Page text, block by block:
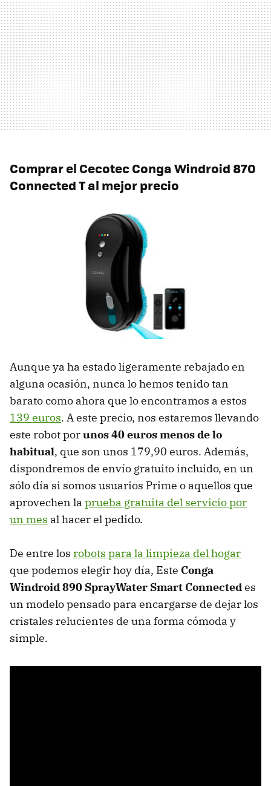
Comprar el Cecotec Conga Windroid 870
Connected T al mejor precio
Aunque ya ha estado ligeramente rebajado en
alguna ocasión, nunca lo hemos tenido tan
barato como ahora que lo encontramos a estos
139 euros. A este precio, nos estaremos llevando
este robot porunos 40 euros menos de lo
habitual, que son unos 179,90 euros. Además,
dispondremos de envío gratuito incluido, en un
sólo día si somos usuarios Prime o aquellos que
aprovechen la prueba gratuita del servicio por
un mes al hacer el pedido.
De entre los robots para la limpieza del hogar
que podemos elegir hoy día, Este Conga
Windroid 890 SprayWater Smart Connectedes
un modelo pensado para encargarse de dejar los
cristales relucientes de una forma cómoda y
simple.